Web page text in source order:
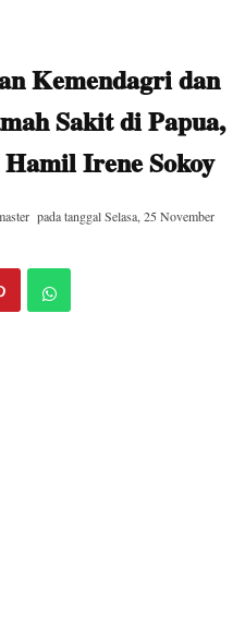
Kemendagri dan
Sakit di Papua,
Irene Sokoy
pada tanggalSelasa, 25 November